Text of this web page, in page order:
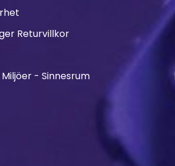
Returvillkor
- Sinnesrum